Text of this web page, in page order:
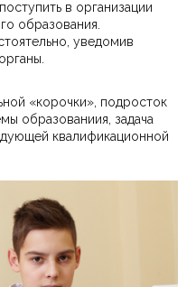
в организации
образования.
уведомив
«корочки», подросток
образованиия, задача
квалификационной